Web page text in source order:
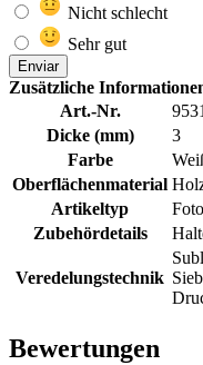
Nicht schlecht
Sehr gut
Enviar
Zusätzliche
Art.-Nr.
Dicke (mm)
3
Farbe
Oberflächenmaterial
Artikeltyp
Zubehördetails
Veredelungstechnik
Bewertungen